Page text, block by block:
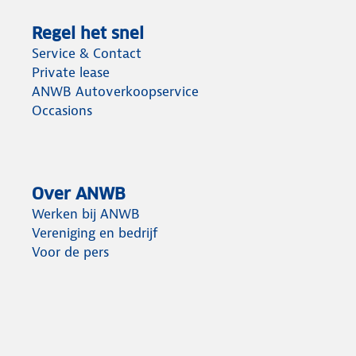
Regel het snel
Service & Contact
Private lease
ANWB Autoverkoopservice
Occasions
Over ANWB
Werken bij ANWB
Vereniging en bedrijf
Voor de pers